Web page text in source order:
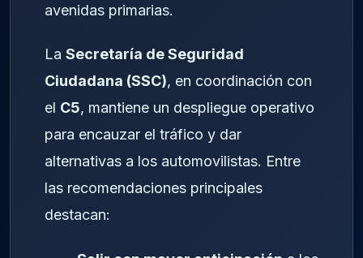
avenidas primarias.
La Secretaría de Seguridad
Ciudadana (SSC), en coordinación con
el C5, mantiene un despliegue operativo
para encauzar el tráfico y dar
alternativas a los automovilistas. Entre
las recomendaciones principales
destacan: